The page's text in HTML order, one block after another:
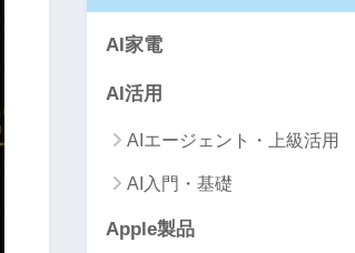
AI家電
AI活用
AIエージェント・上級活用
AI入門・基礎
Apple製品